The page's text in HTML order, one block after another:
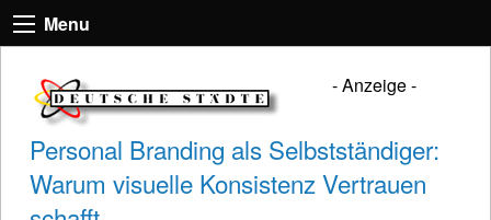
Menu
- Anzeige -
Personal Branding als Selbstständiger:
Warum visuelle Konsistenz Vertrauen